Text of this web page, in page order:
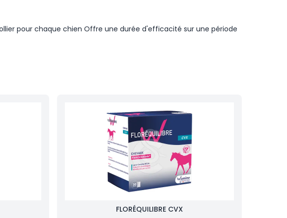
pour chaque chien Offre une durée d'efficacité sur une période
FLORÉQUILIBRE CVX